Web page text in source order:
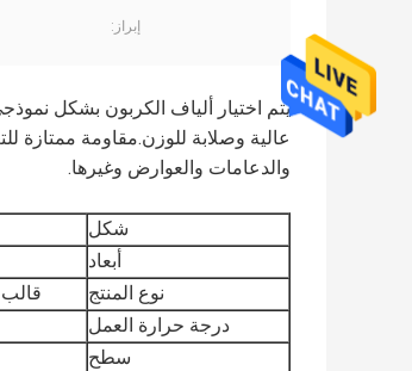
إبراز:
يتم اختيار ألياف الكربون بشكل
عالية وصلابة للوزن.مقاومة ممتازة
والدعامات والعوارض وغيرها.
شكل
أبعاد
نوع المنتج
درجة حرارة العمل
سطح